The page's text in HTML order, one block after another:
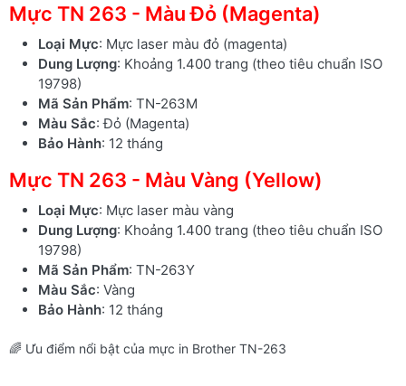
Mực TN 263 - Màu Đỏ (Magenta)
Loại Mực: Mực laser màu đỏ (magenta)
Dung Lượng: Khoảng 1.400 trang (theo tiêu chuẩn ISO
19798)
Mã Sản Phẩm: TN-263M
Màu Sắc: Đỏ (Magenta)
Bảo Hành: 12 tháng
Mực TN 263 - Màu Vàng (Yellow)
Loại Mực: Mực laser màu vàng
Dung Lượng: Khoảng 1.400 trang (theo tiêu chuẩn ISO
19798)
Mã Sản Phẩm: TN-263Y
Màu Sắc: Vàng
Bảo Hành: 12 tháng
🌈 Ưu điểm nổi bật của mực in Brother TN-263